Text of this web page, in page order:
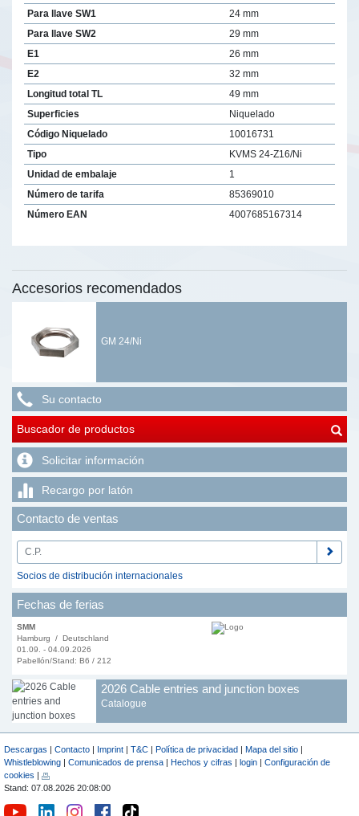
Para llave SW1
24 mm
Para llave SW2
29 mm
E1
26 mm
E2
32 mm
Longitud total TL
49 mm
Superficies
Niquelado
Código Niquelado
10016731
Tipo
KVMS 24-Z16/Ni
Unidad de embalaje
1
Número de tarifa
85369010
Número EAN
4007685167314
Accesorios recomendados
GM 24/Ni
Su contacto
Buscador de productos
Solicitar información
Recargo por latón
Contacto de ventas
Socios de distribución internacionales
Fechas de ferias
SMM
Hamburg / Deutschland
01.09. - 04.09.2026
Pabellón/Stand: B6 / 212
2026 Cable entries and junction boxes
Catalogue
Descargas | Contacto | Imprint | T&C | Política de privacidad | Mapa del sitio |
Whistleblowing | Comunicados de prensa | Hechos y cifras | login | Configuración de
cookies |
Stand: 07.08.2026 20:08:00